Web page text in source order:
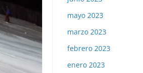
mayo 2023
marzo 2023
febrero 2023
enero 2023